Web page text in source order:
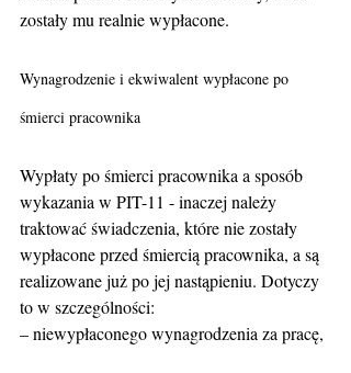
zostały mu realnie wypłacone.
Wynagrodzenie i ekwiwalent wypłacone po
śmierci pracownika
Wypłaty po śmierci pracownika a sposób
wykazania w PIT-11 - inaczej należy
traktować świadczenia, które nie zostały
wypłacone przed śmiercią pracownika, a są
realizowane już po jej nastąpieniu. Dotyczy
to w szczególności:
– niewypłaconego wynagrodzenia za pracę,